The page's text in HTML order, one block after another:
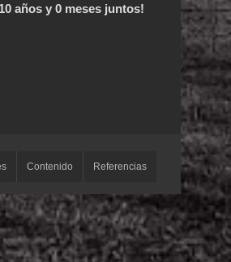
años y 0 meses juntos!
Contenido Referencias